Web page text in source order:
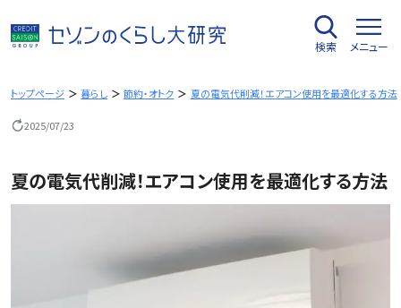
容
を
キ
検索 メニュー
トップページ 暮らし 節約・オトク 夏の電気代削減！エアコン使用を最適化する方法
2025/07/23
夏の電気代削減！エアコン使用を最適化する方法